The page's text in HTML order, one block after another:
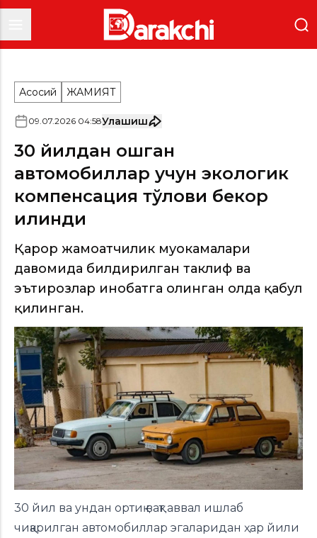
Асосий ЖАМИЯТ
09.07.2026 04:58Улашиш
30 йилдан ошган
автомобиллар учун экологик
компенсация тўлови бекор
қилинди
Қарор жамоатчилик муҳокамалари
давомида билдирилган таклиф ва
эътирозлар инобатга олинган ҳолда қабул
қилинган.
30 йил ва ундан ортиқ вақт аввал ишлаб
чиқарилган автомобиллар эгаларидан ҳар йили